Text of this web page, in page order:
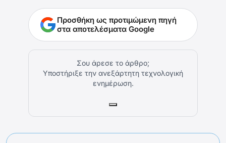
Προσθήκη ως προτιμώμενη πηγή
στα αποτελέσματα Google
Σου άρεσε το άρθρο;
Υποστήριξε την ανεξάρτητη τεχνολογική
ενημέρωση.